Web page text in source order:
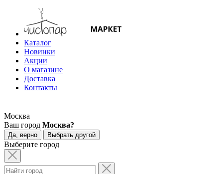
Каталог
Новинки
Акции
О магазине
Доставка
Контакты
Москва
Ваш город Москва?
Да, верно Выбрать другой
Выберите город